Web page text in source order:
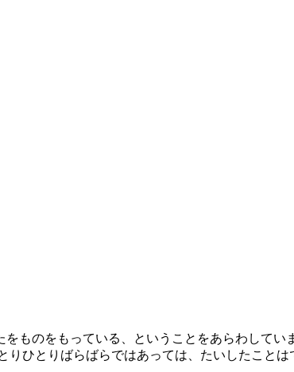
ものをもっている、ということをあらわしてい
りひとりばらばらではあっては、たいしたこと